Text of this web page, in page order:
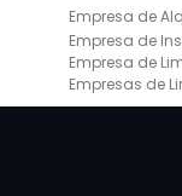
Empresa de
Empresa de
Empresa de
Empresas de
Empresas de
Instalação de